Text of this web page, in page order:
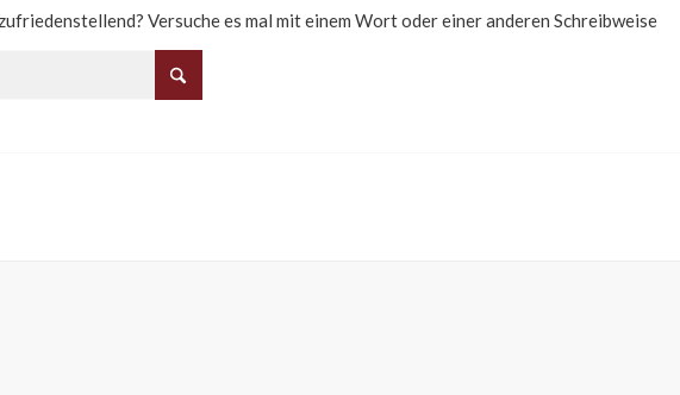
Versuche es mal mit einem Wort oder einer anderen Schreibweise